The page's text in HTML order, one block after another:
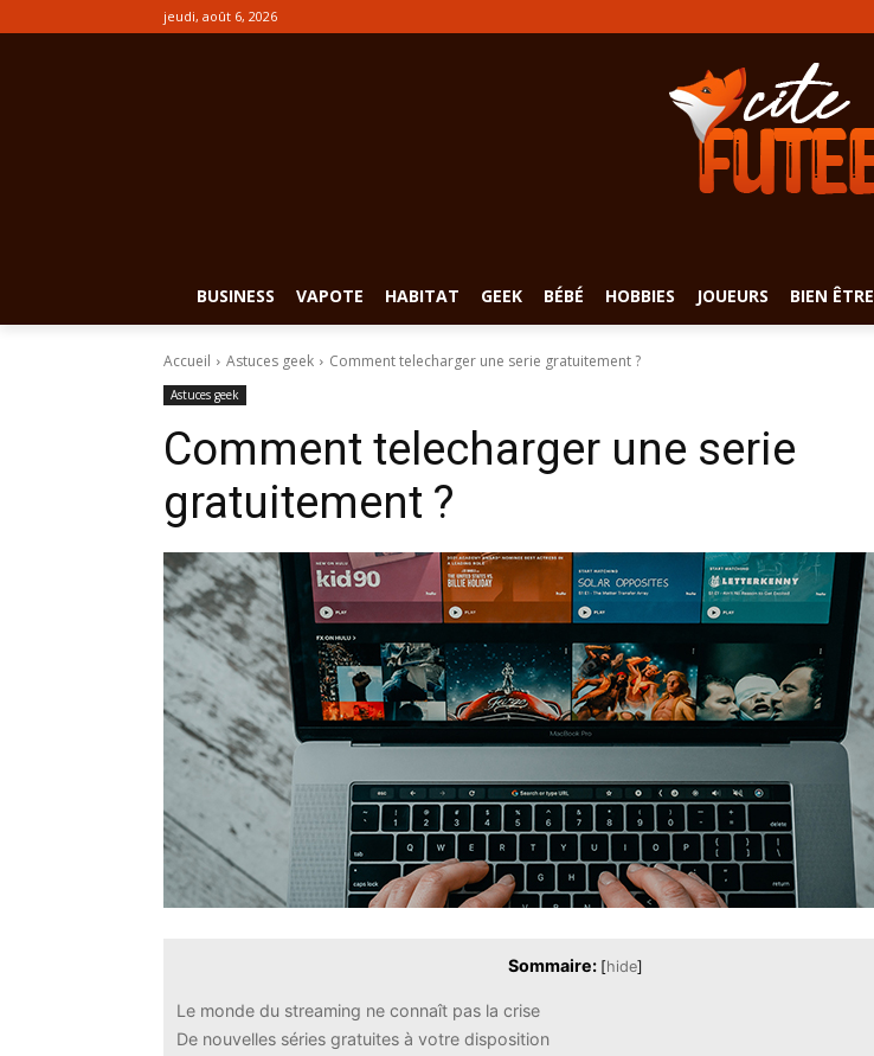
jeudi, août 6, 2026
BUSINESS VAPOTE HABITAT GEEK BÉBÉ HOBBIES JOUEURS BIEN ÊTRE
Accueil Astuces geek Comment telecharger une serie gratuitement ?
Astuces geek
Comment telecharger une serie
gratuitement ?
Sommaire: [hide]
Le monde du streaming ne connaît pas la crise
De nouvelles séries gratuites à votre disposition